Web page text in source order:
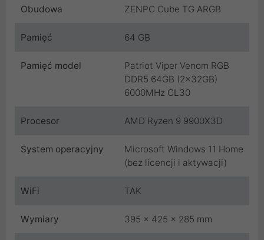
Obudowa ZENPC Cube TG ARGB
Pamięć 64 GB
Pamięć model
Patriot Viper Venom RGB
DDR5 64GB (2x32GB)
6000MHz CL30
Procesor AMD Ryzen 9 9900X3D
System operacyjny
Microsoft Windows 11 Home
(bez licencji i aktywacji)
WiFi TAK
Wymiary 395 x 425 x 285 mm